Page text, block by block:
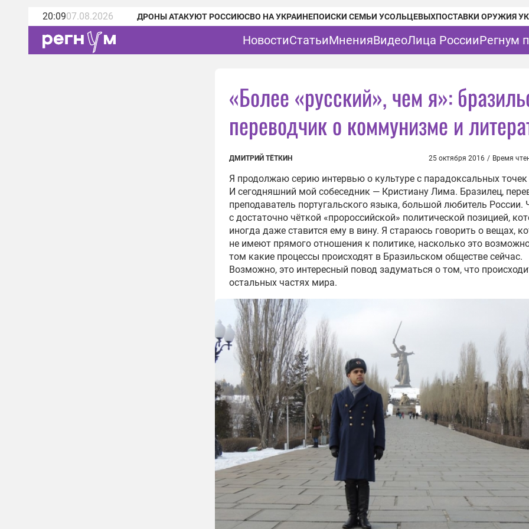
20:0907.08.2026 ДРОНЫ АТАКУЮТ РОССИЮСВО НА УКРАИНЕПОИСКИ СЕМЬИ УСОЛЬЦЕВЫХПОСТАВКИ ОРУЖИЯ
НовостиСтатьиМненияВидеоЛица РоссииРегнум
«Более «русский», чем я»:
переводчик о коммунизме и
ДМИТРИЙ ТЁТКИН 25 октября 2016 / Время
Я продолжаю серию интервью о культуре с парадоксальных точек
И сегодняшний мой собеседник — Кристиану Лима. Бразилец,
преподаватель португальского языка, большой любитель России.
с достаточно чёткой «пророссийской» политической позицией,
иногда даже ставится ему в вину. Я стараюсь говорить о вещах,
не имеют прямого отношения к политике, насколько это
том какие процессы происходят в Бразильском обществе сейчас.
Возможно, это интересный повод задуматься о том, что
остальных частях мира.